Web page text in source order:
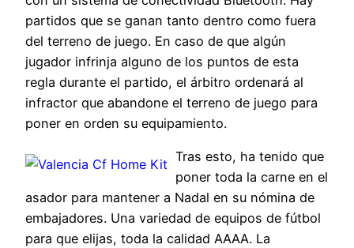
partidos que se ganan tanto dentro como fuera
del terreno de juego. En caso de que algún
jugador infrinja alguno de los puntos de esta
regla durante el partido, el árbitro ordenará al
infractor que abandone el terreno de juego para
poner en orden su equipamiento.
Tras esto, ha tenido que
poner toda la carne en el
asador para mantener a Nadal en su nómina de
embajadores. Una variedad de equipos de fútbol
para que elijas, toda la calidad AAAA. La